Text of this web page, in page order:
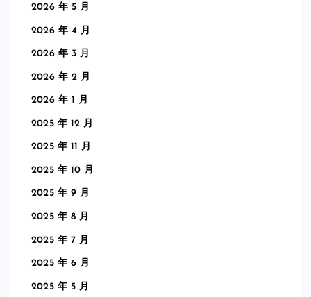
2026 年 5 月
2026 年 4 月
2026 年 3 月
2026 年 2 月
2026 年 1 月
2025 年 12 月
2025 年 11 月
2025 年 10 月
2025 年 9 月
2025 年 8 月
2025 年 7 月
2025 年 6 月
2025 年 5 月